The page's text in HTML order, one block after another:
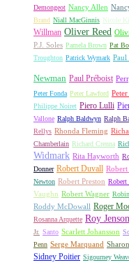
Demongeot Nancy Allen
Brand Niall MacGinnis Nicole
Willman Oliver Reed
P.J. Soles Pamela Brown Pat
Troughton Patrick Wymark Paul
Newman Paul Préboist
Peter Fonda Peter Lawford
Philippe Noiret Piero Lulli
Vallone Ralph Baldwyn Ralph
Rellys Rhonda Fleming
Chamberlain Richard Crenna
Widmark Rita Hayworth
Donner Robert Duvall Robert
Newton Robert Preston Robert
Vaughn Robert Wagner
Roddy McDowall Roger
Rosanna Arquette Roy Jenson
Jr. Santo Scarlett Johansson
Penn Serge Marquand
Sidney Poitier Sigourney